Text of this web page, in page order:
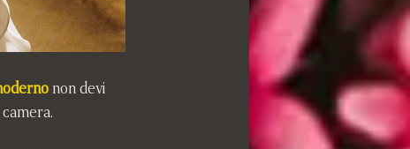
non devi